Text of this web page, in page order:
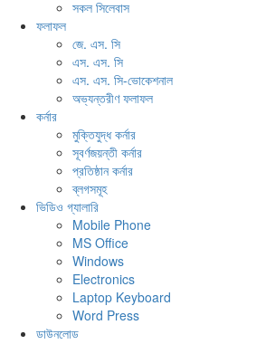
সকল সিলেবাস
ফলাফল
জে. এস. সি
এস. এস. সি
এস. এস. সি-ভোকেশনাল
অভ্যন্তরীণ ফলাফল
কর্নার
মুক্তিযুদ্ধ কর্নার
সূবর্ণজয়ন্তী কর্নার
প্রতিষ্ঠান কর্নার
ব্লগসমূহ
ভিডিও গ্যালারি
Mobile Phone
MS Office
Windows
Electronics
Laptop Keyboard
Word Press
ডাউনলোড